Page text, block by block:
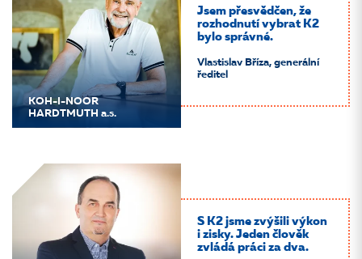
KOH-I-NOOR
HARDTMUTH a.s.
Jsem přesvědčen, že
rozhodnutí vybrat K2
bylo správné.
Vlastislav Bříza, generální
ředitel
S K2 jsme zvýšili výkon
i zisky. Jeden člověk
zvládá práci za dva.